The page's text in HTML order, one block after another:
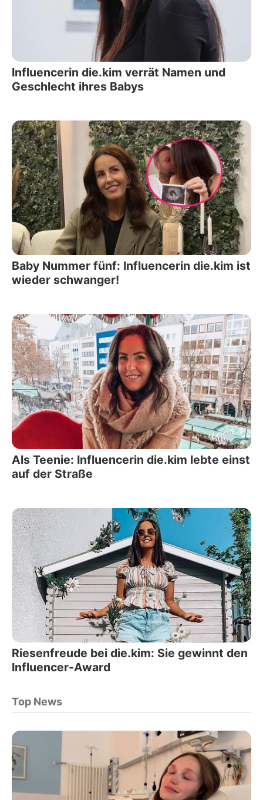
Influencerin die.kim verrät Namen und
Geschlecht ihres Babys
Baby Nummer fünf: Influencerin die.kim ist
wieder schwanger!
Als Teenie: Influencerin die.kim lebte einst
auf der Straße
Riesenfreude bei die.kim: Sie gewinnt den
Influencer-Award
Top News